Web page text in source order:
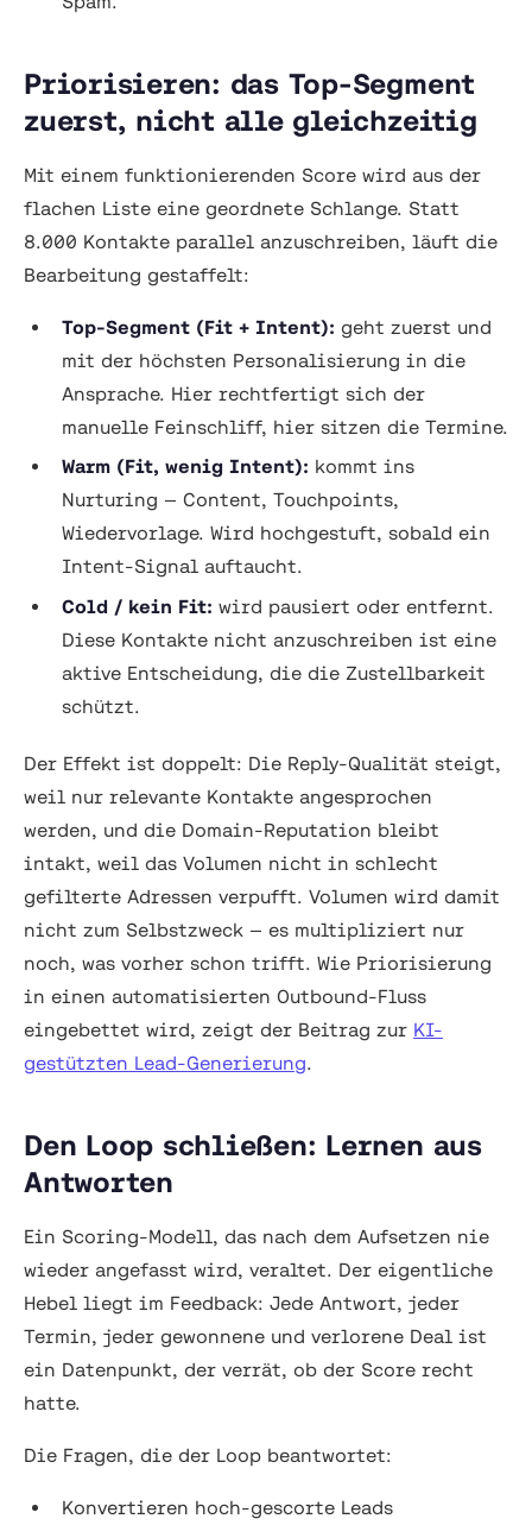
Priorisieren: das Top-Segment
zuerst, nicht alle gleichzeitig
Mit einem funktionierenden Score wird aus der
flachen Liste eine geordnete Schlange. Statt
8.000 Kontakte parallel anzuschreiben, läuft die
Bearbeitung gestaffelt:
Top-Segment (Fit + Intent): geht zuerst und
mit der höchsten Personalisierung in die
Ansprache. Hier rechtfertigt sich der
manuelle Feinschliff, hier sitzen die Termine.
Warm (Fit, wenig Intent): kommt ins
Nurturing — Content, Touchpoints,
Wiedervorlage. Wird hochgestuft, sobald ein
Intent-Signal auftaucht.
Cold / kein Fit: wird pausiert oder entfernt.
Diese Kontakte nicht anzuschreiben ist eine
aktive Entscheidung, die die Zustellbarkeit
schützt.
Der Effekt ist doppelt: Die Reply-Qualität steigt,
weil nur relevante Kontakte angesprochen
werden, und die Domain-Reputation bleibt
intakt, weil das Volumen nicht in schlecht
gefilterte Adressen verpufft. Volumen wird damit
nicht zum Selbstzweck — es multipliziert nur
noch, was vorher schon trifft. Wie Priorisierung
in einen automatisierten Outbound-Fluss
eingebettet wird, zeigt der Beitrag zur KI-
gestützten Lead-Generierung.
Den Loop schließen: Lernen aus
Antworten
Ein Scoring-Modell, das nach dem Aufsetzen nie
wieder angefasst wird, veraltet. Der eigentliche
Hebel liegt im Feedback: Jede Antwort, jeder
Termin, jeder gewonnene und verlorene Deal ist
ein Datenpunkt, der verrät, ob der Score recht
hatte.
Die Fragen, die der Loop beantwortet:
Konvertieren hoch-gescorte Leads